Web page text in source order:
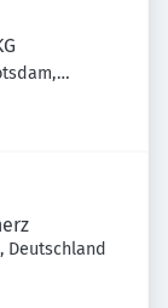
Deutschland